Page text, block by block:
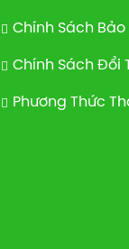
Chính Sách Bảo
Chính Sách Đổi
Phương Thức